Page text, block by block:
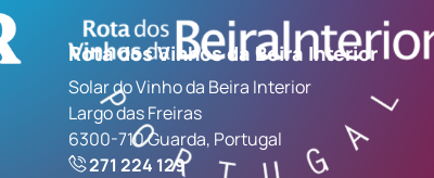
Rota dos Vinhos da Beira Interior
Solar do Vinho da Beira Interior
Largo das Freiras
6300-710 Guarda, Portugal
271 224 129